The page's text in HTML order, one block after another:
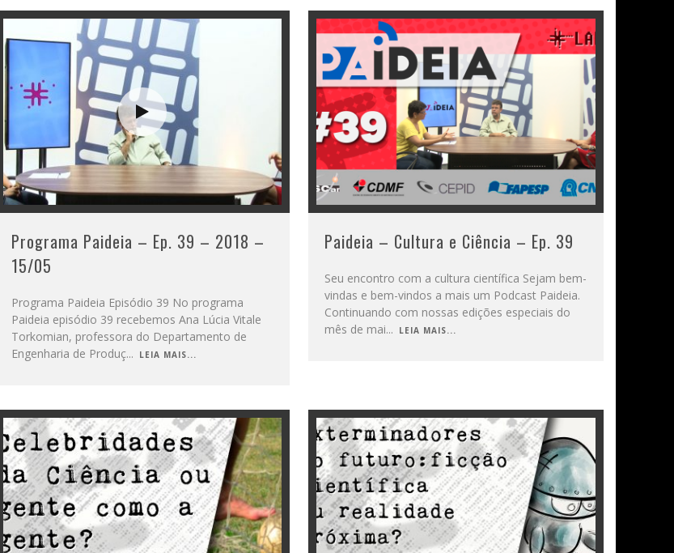
Programa Paideia – Ep. 39 – 2018 –
15/05
Programa Paideia Episódio 39 No programa
Paideia episódio 39 recebemos Ana Lúcia Vitale
Torkomian, professora do Departamento de
Engenharia de Produç... LEIA MAIS...
Paideia – Cultura e Ciência – Ep. 39
Seu encontro com a cultura científica Sejam bem-
vindas e bem-vindos a mais um Podcast Paideia.
Continuando com nossas edições especiais do
mês de mai... LEIA MAIS...